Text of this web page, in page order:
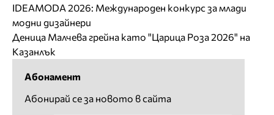
IDEAMODA 2026: Международен конкурс за млади
модни дизайнери
Деница Малчева грейна като "Царица Роза 2026" на
Казанлък
Абонамент
Абонирай се за новото в сайта